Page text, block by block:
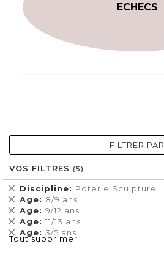
ECHECS
FILTRER PAR
VOS FILTRES
Discipline Poterie Sculpture
Supprimer
cet
Élément
Age 8/9 ans
Supprimer
cet
Élément
Age 9/12 ans
Supprimer
cet
Élément
Age 11/13 ans
Supprimer
cet
Élément
Age 3/5 ans
Supprimer
cet
Tout supprimer